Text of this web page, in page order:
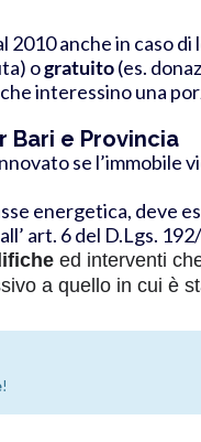
2010 anche in caso
ogratuito(es.
che interessino una
Bari e Provincia
se
energetica, deve
art. 6 del D.Lgs.
ed interventi
a quello in cui è
!